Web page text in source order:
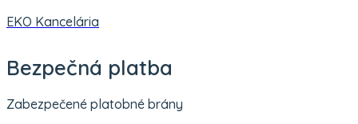
EKO Kancelária
Bezpečná platba
Zabezpečené platobné brány